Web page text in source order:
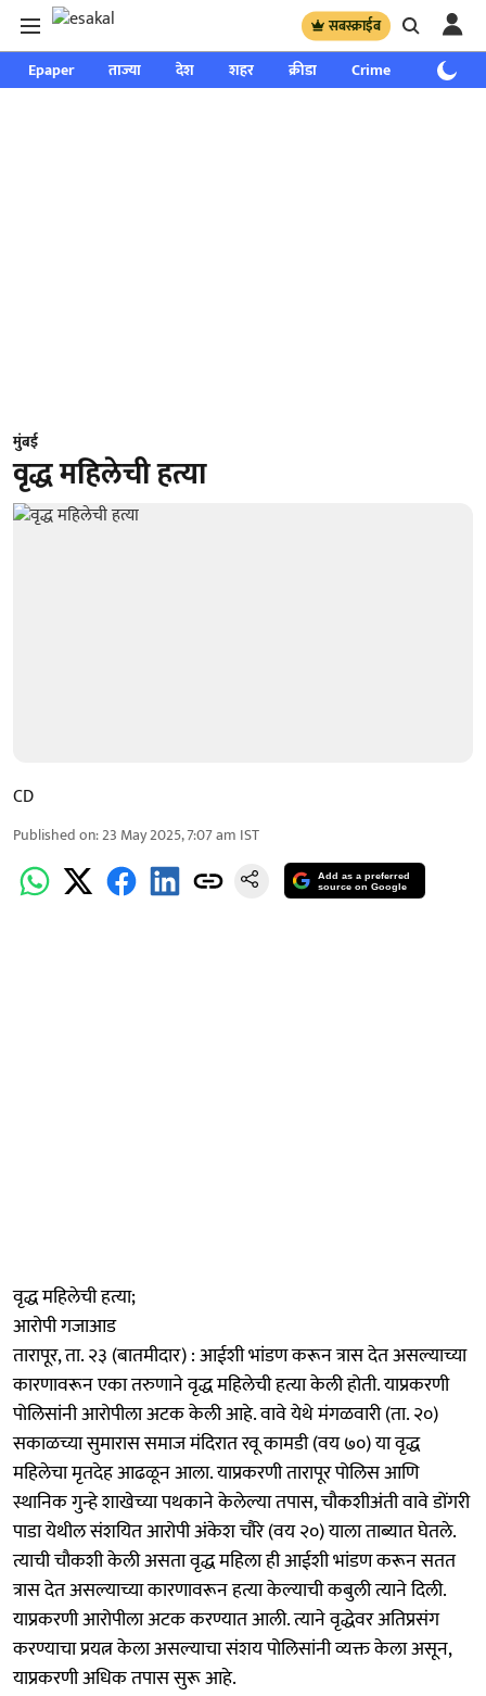
सबस्क्राईब
Epaper ताज्या देश शहर क्रीडा Crime साप्ताहिक
मुंबई
वृद्ध महिलेची हत्या
CD
Published on:23 May 2025, 7:07 am IST
Add as a preferred
source on Google
वृद्ध महिलेची हत्या;
आरोपी गजाआड
तारापूर, ता. २३ (बातमीदार) : आईशी भांडण करून त्रास देत असल्याच्या
कारणावरून एका तरुणाने वृद्ध महिलेची हत्या केली होती. याप्रकरणी
पोलिसांनी आरोपीला अटक केली आहे. वावे येथे मंगळवारी (ता. २०)
सकाळच्या सुमारास समाज मंदिरात रवू कामडी (वय ७०) या वृद्ध
महिलेचा मृतदेह आढळून आला. याप्रकरणी तारापूर पोलिस आणि
स्थानिक गुन्हे शाखेच्या पथकाने केलेल्या तपास, चौकशीअंती वावे डोंगरी
पाडा येथील संशयित आरोपी अंकेश चौरे (वय २०) याला ताब्यात घेतले.
त्याची चौकशी केली असता वृद्ध महिला ही आईशी भांडण करून सतत
त्रास देत असल्याच्या कारणावरून हत्या केल्याची कबुली त्याने दिली.
याप्रकरणी आरोपीला अटक करण्यात आली. त्याने वृद्धेवर अतिप्रसंग
करण्याचा प्रयत्न केला असल्याचा संशय पोलिसांनी व्यक्त केला असून,
याप्रकरणी अधिक तपास सुरू आहे.